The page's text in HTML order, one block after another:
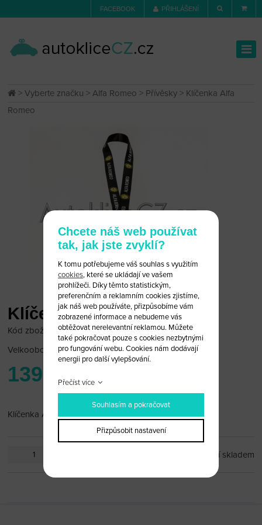
FACEBOOK PŘIHLÁŠENÍ
>Vyberte značku >Alfa Romeo > Přívěsky > Klíčenka Alfa
Romeo
Klíčenka Alfa Romeo
Kód zboží: alfa_pr6
Velkoobchodní cena:po přihlášení
139 Kč
Klíčenka Alfa Romeo
není skladem
Chcete náš web používat
tak, jak jste zvyklí?
K tomu potřebujeme váš souhlas s využitím
cookies, které se ukládají ve vašem
prohlížeči. Díky těmto statistickým,
preferenčním a reklamním cookies zjistíme,
jak náš web používáte, přizpůsobíme vám
zobrazené informace a nebudeme vás
obtěžovat nerelevantní reklamou. Můžete
také pokračovat pouze s cookies nezbytnými
pro fungování webu. Cookies nám dodávají
energii pro další vylepšování.
Přečíst více
Souhlasím a pokračovat
Přizpůsobit nastavení